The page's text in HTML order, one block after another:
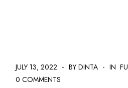
JULY 13, 2022 BY DINTA IN
0 COMMENTS